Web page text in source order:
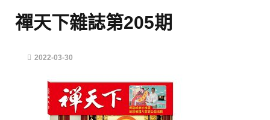
禪天下雜誌第205期
2022-03-30